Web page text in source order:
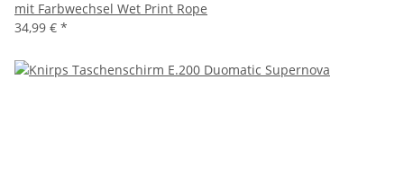
mit Farbwechsel Wet Print Rope
34,99 € *